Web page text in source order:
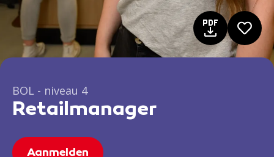
BOL - niveau 4
Retailmanager
Aanmelden